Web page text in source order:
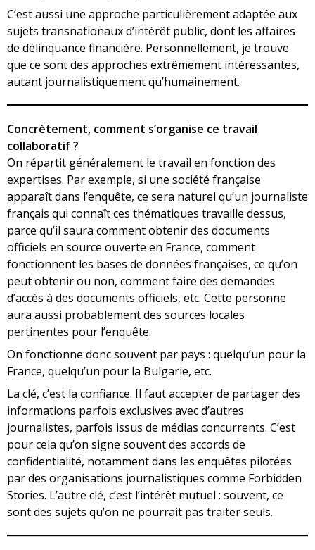
C’est aussi une approche particulièrement adaptée aux
sujets transnationaux d’intérêt public, dont les affaires
de délinquance financière. Personnellement, je trouve
que ce sont des approches extrêmement intéressantes,
autant journalistiquement qu’humainement.
Concrètement, comment s’organise ce travail
collaboratif ?
On répartit généralement le travail en fonction des
expertises. Par exemple, si une société française
apparaît dans l’enquête, ce sera naturel qu’un journaliste
français qui connaît ces thématiques travaille dessus,
parce qu’il saura comment obtenir des documents
officiels en source ouverte en France, comment
fonctionnent les bases de données françaises, ce qu’on
peut obtenir ou non, comment faire des demandes
d’accès à des documents officiels, etc. Cette personne
aura aussi probablement des sources locales
pertinentes pour l’enquête.
On fonctionne donc souvent par pays : quelqu’un pour la
France, quelqu’un pour la Bulgarie, etc.
La clé, c’est la confiance. Il faut accepter de partager des
informations parfois exclusives avec d’autres
journalistes, parfois issus de médias concurrents. C’est
pour cela qu’on signe souvent des accords de
confidentialité, notamment dans les enquêtes pilotées
par des organisations journalistiques comme Forbidden
Stories. L’autre clé, c’est l’intérêt mutuel : souvent, ce
sont des sujets qu’on ne pourrait pas traiter seuls.